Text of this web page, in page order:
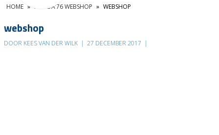
HOME » ROHDA’76 WEBSHOP » WEBSHOP
webshop
DOOR KEES VAN DER WILK | 27 DECEMBER 2017 |